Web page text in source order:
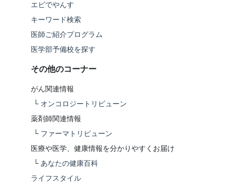
エビでやんす
キーワード検索
医師ご紹介プログラム
医学部予備校を探す
その他のコーナー
がん関連情報
└ オンコロジートリビューン
薬剤師関連情報
└ ファーマトリビューン
医療や医学、健康情報を分かりやすくお届け
└ あなたの健康百科
ライフスタイル